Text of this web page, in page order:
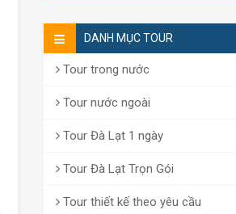
DANH MỤC TOUR
Tour trong nước
Tour nước ngoài
Tour Đà Lạt 1 ngày
Tour Đà Lạt Trọn Gói
Tour thiết kế theo yêu cầu